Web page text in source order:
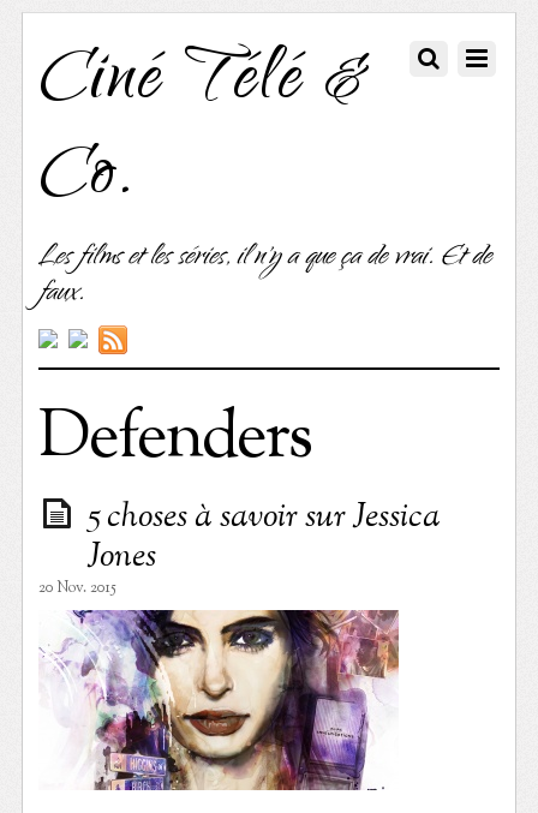
Ciné Télé &
Co.
Les films et les séries, il n'y a que ça de vrai. Et de
faux.
Defenders
5 choses à savoir sur Jessica
Jones
20 Nov. 2015